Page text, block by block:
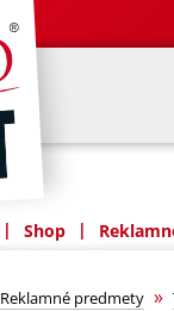
| Shop |
Reklamné predmety »